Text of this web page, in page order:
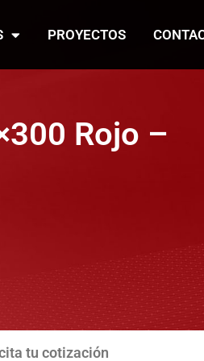
PROYECTOS
Rojo –
tu cotización